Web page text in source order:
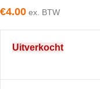
€4.00 ex. BTW
Uitverkocht